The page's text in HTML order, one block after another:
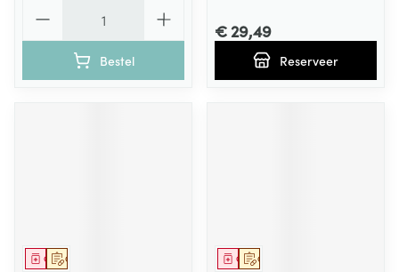
Bestel
€ 29,49
Reserveer
Op voorschrift
Geneesmiddel Op voorschrift
Geneesmiddel